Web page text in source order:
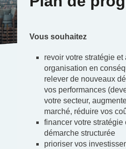
Vous souhaitez
revoir votre stratégie et
organisation en
relever de nouveaux
vos performances
votre secteur,
marché, réduire vos
financer votre stratégie
démarche structurée
prioriser vos